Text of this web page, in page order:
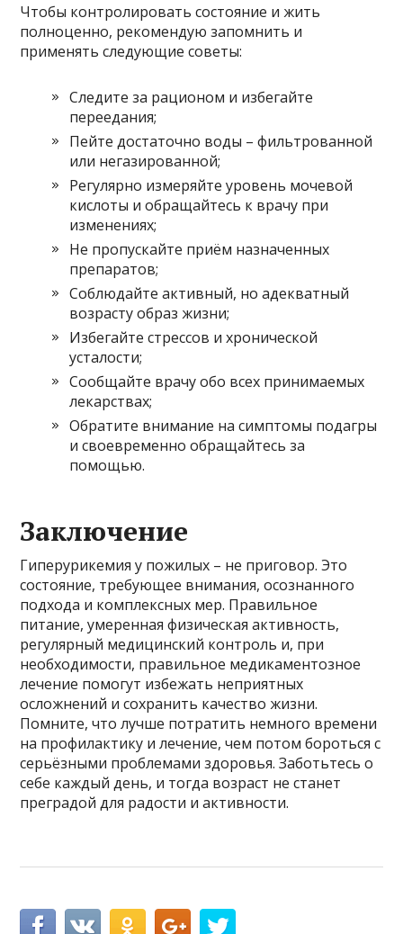
Чтобы контролировать состояние и жить
полноценно, рекомендую запомнить и
применять следующие советы:
Следите за рационом и избегайте
переедания;
Пейте достаточно воды – фильтрованной
или негазированной;
Регулярно измеряйте уровень мочевой
кислоты и обращайтесь к врачу при
изменениях;
Не пропускайте приём назначенных
препаратов;
Соблюдайте активный, но адекватный
возрасту образ жизни;
Избегайте стрессов и хронической
усталости;
Сообщайте врачу обо всех принимаемых
лекарствах;
Обратите внимание на симптомы подагры
и своевременно обращайтесь за
помощью.
Заключение
Гиперурикемия у пожилых – не приговор. Это
состояние, требующее внимания, осознанного
подхода и комплексных мер. Правильное
питание, умеренная физическая активность,
регулярный медицинский контроль и, при
необходимости, правильное медикаментозное
лечение помогут избежать неприятных
осложнений и сохранить качество жизни.
Помните, что лучше потратить немного времени
на профилактику и лечение, чем потом бороться с
серьёзными проблемами здоровья. Заботьтесь о
себе каждый день, и тогда возраст не станет
преградой для радости и активности.